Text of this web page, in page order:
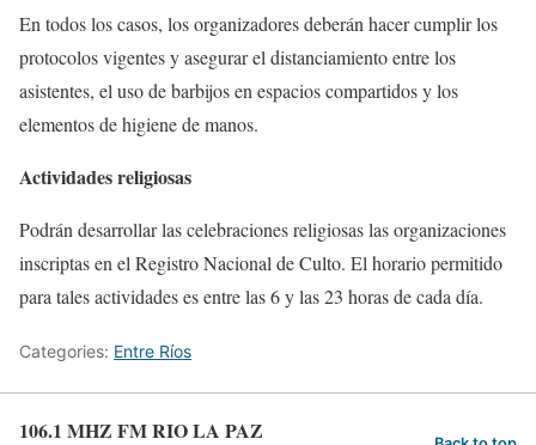
En todos los casos, los organizadores deberán hacer cumplir los
protocolos vigentes y asegurar el distanciamiento entre los
asistentes, el uso de barbijos en espacios compartidos y los
elementos de higiene de manos.
Actividades religiosas
Podrán desarrollar las celebraciones religiosas las organizaciones
inscriptas en el Registro Nacional de Culto. El horario permitido
para tales actividades es entre las 6 y las 23 horas de cada día.
Categories: Entre Ríos
106.1 MHZ FM RIO LA PAZ